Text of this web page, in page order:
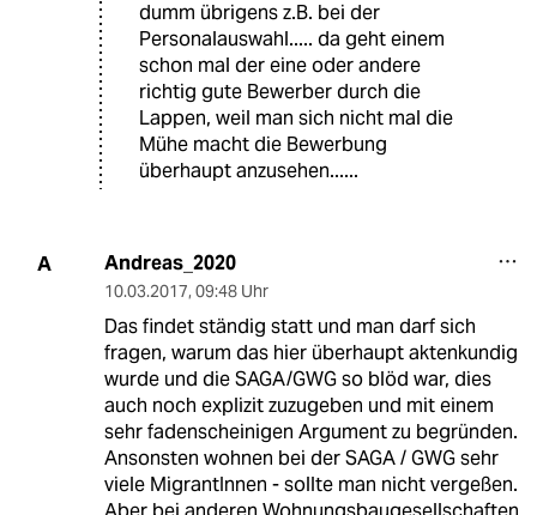
dumm übrigens z.B. bei der
Personalauswahl..... da geht einem
schon mal der eine oder andere
richtig gute Bewerber durch die
Lappen, weil man sich nicht mal die
Mühe macht die Bewerbung
überhaupt anzusehen......
A Andreas_2020
10.03.2017, 09:48 Uhr
Das findet ständig statt und man darf sich
fragen, warum das hier überhaupt aktenkundig
wurde und die SAGA/GWG so blöd war, dies
auch noch explizit zuzugeben und mit einem
sehr fadenscheinigen Argument zu begründen.
Ansonsten wohnen bei der SAGA / GWG sehr
viele MigrantInnen - sollte man nicht vergeßen.